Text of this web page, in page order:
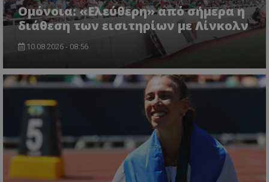
Ομόνοια: «Ελεύθερη» από σήμερα η
διάθεση των εισιτηρίων με Λίνκολν
10.08.2026 - 08:56